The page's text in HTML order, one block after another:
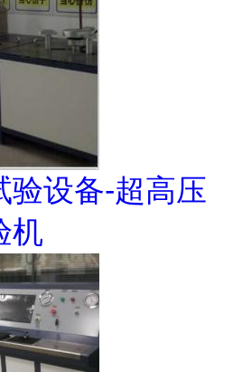
验设备-超高压
机